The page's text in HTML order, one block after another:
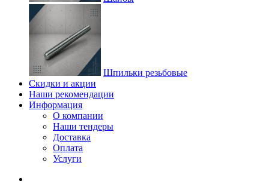
Шпильки резьбовые
Скидки и акции
Наши рекомендации
Информация
О компании
Наши тендеры
Доставка
Оплата
Услуги